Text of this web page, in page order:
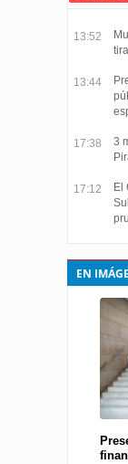
13:52
13:44
17:38
3
17:12
El
EN